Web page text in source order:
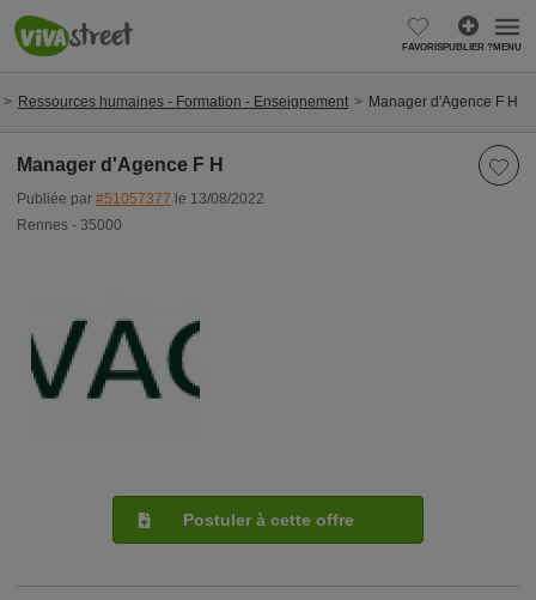
FAVORISPUBLIER ?MENU
Ressources humaines - Formation - Enseignement Manager d'Agence F H
Manager d'Agence F H
Publiée par #51057377 le 13/08/2022
Rennes - 35000
Postuler à cette offre